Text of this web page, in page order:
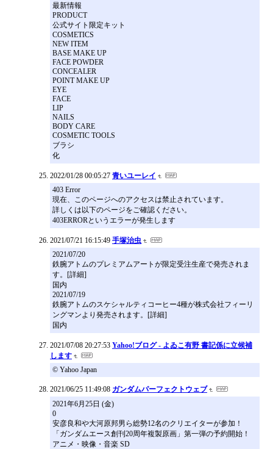
最新情報
PRODUCT
公式サイト限定キット
COSMETICS
NEW ITEM
BASE MAKE UP
FACE POWDER
CONCEALER
POINT MAKE UP
EYE
FACE
LIP
NAILS
BODY CARE
COSMETIC TOOLS
ブラシ
化
2022/01/28 00:05:27 青いユーレイ
403 Error
現在、このページへのアクセスは禁止されています。
詳しくは以下のページをご確認ください。
403ERRORというエラーが発生します
2021/07/21 16:15:49 手塚治虫
2021/07/20
鉄腕アトムのプレミアムアートが限定受注生産で発売されま
す。[詳細]
国内
2021/07/19
鉄腕アトムのスケシャルティコーヒー4種が株式会社フィーリ
ングマンより発売されます。[詳細]
国内
2021/07/08 20:27:53 Yahoo!ブログ - よゐこ有野 書記係に立候補
します
© Yahoo Japan
2021/06/25 11:49:08 ガンダムパーフェクトウェブ
2021年6月25日 (金)
0
安彦良和や大河原邦男ら総勢12名のクリエイターが参加！
「ガンダムエース創刊20周年複製原画」第一弾の予約開始！
アニメ・映像・音楽 SD